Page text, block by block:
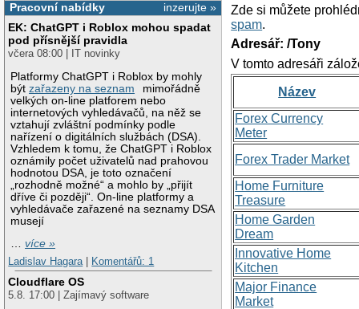
inzerujte »
Pracovní nabídky
EK: ChatGPT i Roblox mohou spadat
pod přísnější pravidla
včera 08:00 | IT novinky
Platformy ChatGPT i Roblox by mohly
býtzařazeny na seznam
mimořádně
velkých on-line platforem nebo
internetových vyhledávačů, na něž se
vztahují zvláštní podmínky podle
nařízení o digitálních službách (DSA).
Vzhledem k tomu, že ChatGPT i Roblox
oznámily počet uživatelů nad prahovou
hodnotou DSA, je toto označení
„rozhodně možné“ a mohlo by „přijít
dříve či později“. On-line platformy a
vyhledávače zařazené na seznamy DSA
musejí
…více »
Ladislav Hagara
Komentářů: 1
Cloudflare OS
5.8. 17:00 | Zajímavý software
Zde si můžete
spam.
Adresář: /Tony
V tomto adresáři
Název
Forex Currency
Meter
Forex Trader Market
Home Furniture
Treasure
Home Garden
Dream
Innovative Home
Kitchen
Major Finance
Market